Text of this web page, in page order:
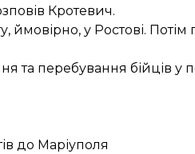
Кротевич.
ймовірно, у Ростові.
та перебування бійців у
до Маріуполя